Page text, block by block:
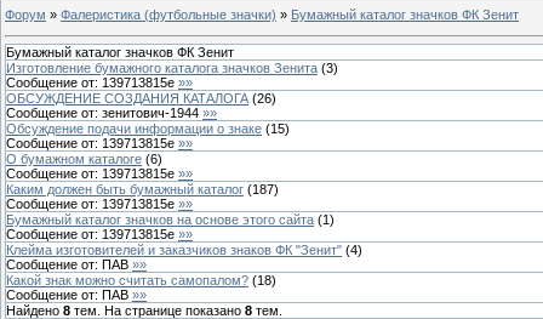
Форум » Фалеристика (футбольные значки) » Бумажный каталог значков ФК Зенит
Бумажный каталог значков ФК Зенит
Изготовление бумажного каталога значков Зенита (3)
Сообщение от: 139713815e »»
ОБСУЖДЕНИЕ СОЗДАНИЯ КАТАЛОГА (26)
Сообщение от: зенитович-1944 »»
Обсуждение подачи информации о знаке (15)
Сообщение от: 139713815e »»
О бумажном каталоге (6)
Сообщение от: 139713815e »»
Каким должен быть бумажный каталог (187)
Сообщение от: 139713815e »»
Бумажный каталог значков на основе этого сайта (1)
Сообщение от: 139713815e »»
Клейма изготовителей и заказчиков знаков ФК "Зенит" (4)
Сообщение от: ПАВ »»
Какой знак можно считать самопалом? (18)
Сообщение от: ПАВ »»
Найдено 8 тем. На странице показано 8 тем.